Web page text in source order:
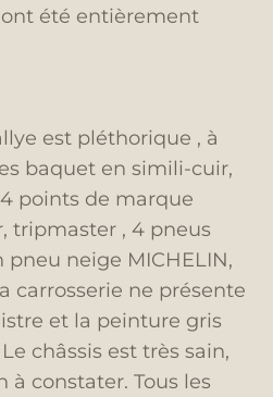
été entièrement
est pléthorique , à
baquet en simili-cuir,
points de marque
tripmaster , 4 pneus
neige MICHELIN,
carrosserie ne présente
et la peinture gris
châssis est très sain,
constater. Tous les